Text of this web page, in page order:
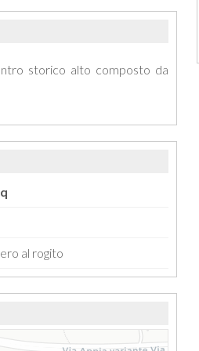
storico alto composto da
al rogito